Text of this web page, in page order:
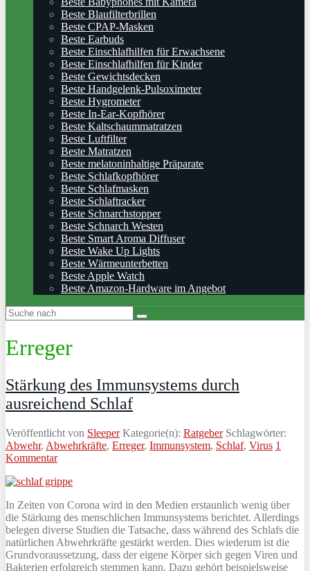
Beste Blaufilterbrillen
Beste CPAP-Masken
Beste Earbuds
Beste Einschlafhilfen für Erwachsene
Beste Einschlafhilfen für Kinder
Beste Gewichtsdecken
Beste Handgelenk-Pulsoximeter
Beste Hygrometer
Beste In-Ear-Kopfhörer
Beste Kaltschaummatratzen
Beste Luftfilter
Beste Matratzen
Beste melatoninhaltige Präparate
Beste Schlafkopfhörer
Beste Schlafmasken
Beste Schlaftracker
Beste Schnarchstopper
Beste Schnarch Westen
Beste Smart Aroma Diffuser
Beste Wake Up Lights
Beste Wärmeunterbetten
Beste Apple Watch
Beste Amazon-Hardware im Angebot
Erreger
Stärkung des Immunsystems durch
ausreichend Schlaf
Veröffentlicht von Sleeper Kategorie(n): RatgeberSchlagwörter:
Abwehr, Abwehrkräfte, Erreger, Immunsystem, Schlaf, Virus 1
Kommentar
In Zeiten von Corona wird in den Medien erstaunlich wenig über
die Stärkung des menschlichen Immunsystems berichtet. Allerdings
belegen diverse Studien die Tatsache, dass während des Schlafs die
natürlichen Abwehrkräfte gestärkt werden. Dies wiederum ist die
Grundvoraussetzung, dass der eigene Körper sich gegen Viren und
Bakterien erfolgreich stemmen kann. Dazu gehört beispielsweise